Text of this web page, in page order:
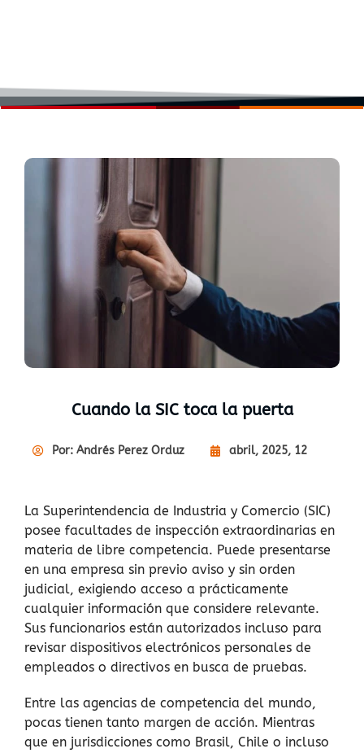
Cuando la SIC toca la puerta
Por: Andrés Perez Orduz abril, 2025, 12
La Superintendencia de Industria y Comercio (SIC)
posee facultades de inspección extraordinarias en
materia de libre competencia. Puede presentarse
en una empresa sin previo aviso y sin orden
judicial​, exigiendo acceso a prácticamente
cualquier información que considere relevante.
Sus funcionarios están autorizados incluso para
revisar dispositivos electrónicos personales de
empleados o directivos en busca de pruebas.
Entre las agencias de competencia del mundo,
pocas tienen tanto margen de acción. Mientras
que en jurisdicciones como Brasil, Chile o incluso